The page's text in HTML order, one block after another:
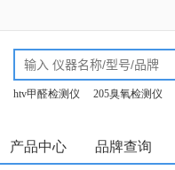
htv甲醛检测仪 205臭氧检测仪
产品中心 品牌查询